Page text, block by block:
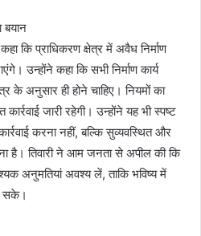
बयान
कि प्राधिकरण क्षेत्र में अवैध निर्माण
उन्होंने कहा कि सभी निर्माण कार्य
के अनुसार ही होने चाहिए। नियमों का
जारी रहेगी। उन्होंने यह भी स्पष्ट
करना नहीं, बल्कि सुव्यवस्थित और
है। तिवारी ने आम जनता से अपील की कि
अनुमतियां अवश्य लें, ताकि भविष्य में
सके।